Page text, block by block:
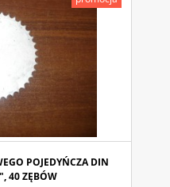
POJEDYŃCZA DIN
40 ZĘBÓW